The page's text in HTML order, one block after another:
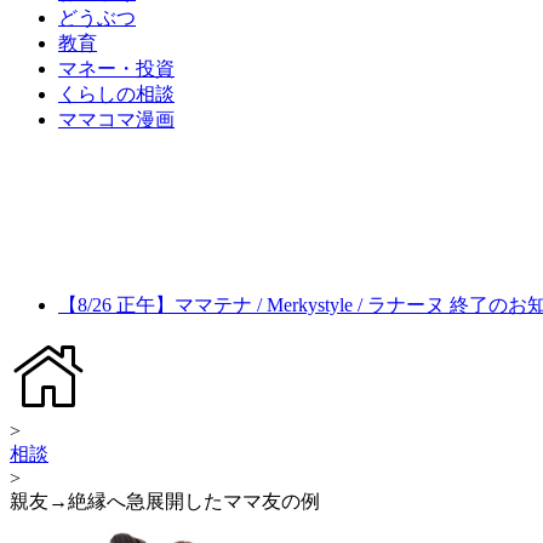
どうぶつ
教育
マネー・投資
くらしの相談
ママコマ漫画
【8/26 正午】ママテナ / Merkystyle / ラナーヌ 終了のお
>
相談
>
親友→絶縁へ急展開したママ友の例